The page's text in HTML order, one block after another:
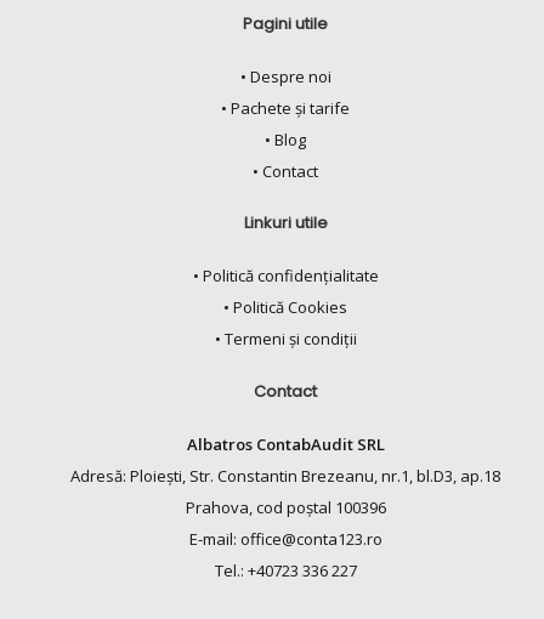
Pagini utile
• Despre noi
• Pachete și tarife
• Blog
• Contact
Linkuri utile
• Politică confidențialitate
• Politică Cookies
• Termeni și condiții
Contact
Albatros ContabAudit SRL
Adresă: Ploiești, Str. Constantin Brezeanu, nr.1, bl.D3, ap.18
Prahova, cod poștal 100396
E-mail: office@conta123.ro
Tel.: +40723 336 227